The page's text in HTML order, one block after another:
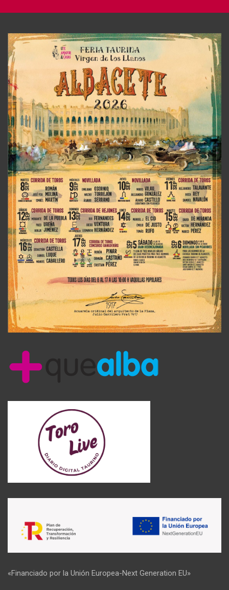
«Financiado por la Unión Europea-Next Generation EU»